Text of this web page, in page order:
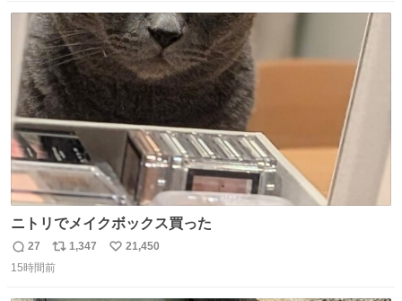
化する ・院生が研究環境を求め他大学に移るのを批判する
過去例↓
ト
数
数
ニトリでメイクボックス買った
返
信
27
リ
ポ
1,347
い
21,450
15時間前